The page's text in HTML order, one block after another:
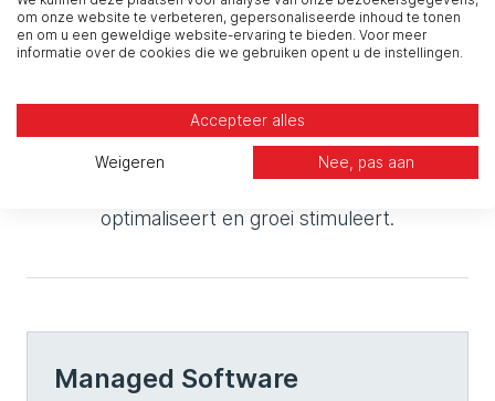
Development
Onze Managed Software diensten bieden continu
beheer en beveiliging, terwijl onze maatwerk
optimaliseert en groei stimuleert.
Managed Software
om onze website te verbeteren, gepersonaliseerde inhoud te tonen
en om u een geweldige website-ervaring te bieden. Voor meer
informatie over de cookies die we gebruiken opent u de instellingen.
Accepteer alles
Weigeren Nee, pas aan